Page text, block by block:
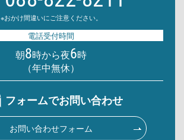
※おかけ間違いにご注意ください。
電話受付時間
朝8時から夜6時
（年中無休）
フォームでお問い合わせ
お問い合わせフォーム